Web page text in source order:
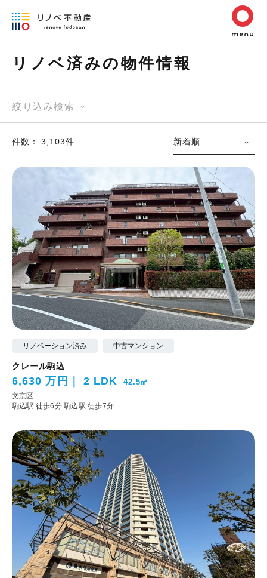
リノベ済みの物件情報
絞り込み検索
件数： 3,103件 新着順
リノベーション済み 中古マンション
クレール駒込
6,630 万円 2 LDK 42.5㎡
文京区
駒込駅 徒歩6分駒込駅 徒歩7分